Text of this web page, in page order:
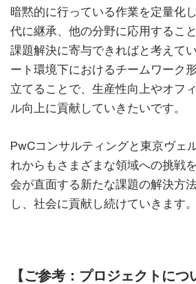
暗黙的に行っている作業を定量化
代に継承、他の分野に応用するこ
課題解決に寄与できればと考えて
ート環境下におけるチームワーク
立てることで、生産性向上やオフ
ル向上に貢献していきたいです。
PwCコンサルティングと東京ヴェ
れからもさまざまな領域への挑戦
会が直面する新たな課題の解決方
し、社会に貢献し続けていきます。
【ご参考：プロジェクトにつ